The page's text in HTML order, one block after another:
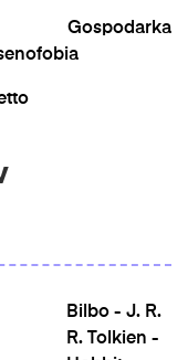
Gospodarka
Bilbo - J. R.
R. Tolkien -